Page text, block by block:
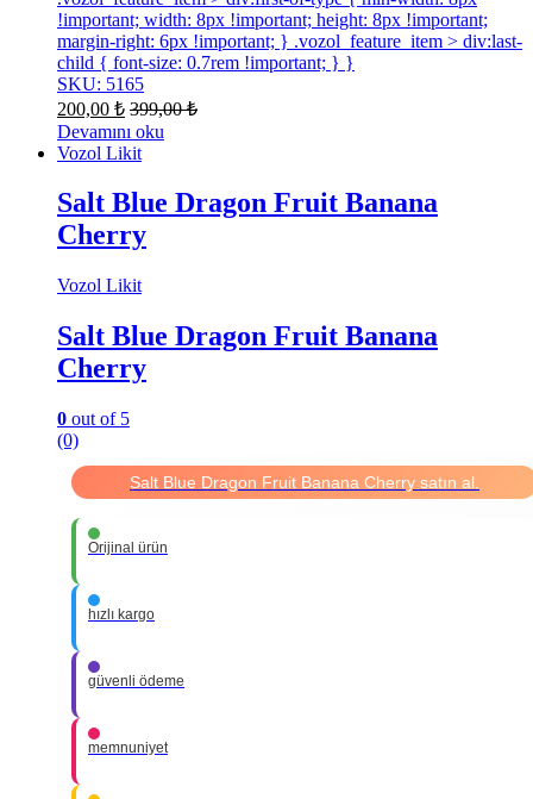
!important; width: 8px !important; height: 8px !important;
margin-right: 6px !important; } .vozol_feature_item > div:last-
child { font-size: 0.7rem !important; } }
SKU: 5165
200,00 ₺ 399,00₺
Devamını oku
Vozol Likit
Salt Blue Dragon Fruit Banana
Cherry
Vozol Likit
Salt Blue Dragon Fruit Banana
Cherry
0 out of 5
(0)
Salt Blue Dragon Fruit Banana Cherry satın al.
Orijinal ürün
hızlı kargo
güvenli ödeme
memnuniyet